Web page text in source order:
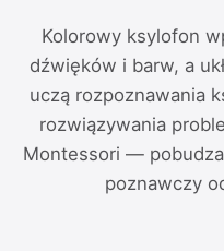
Kolorowy ksylofon
dźwięków i barw, a
uczą rozpoznawania
rozwiązywania
Montessori —
poznawczy